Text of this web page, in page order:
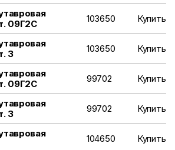
09Г2С
103650 Купить
3
103650 Купить
09Г2С
99702 Купить
3
99702 Купить
104650 Купить